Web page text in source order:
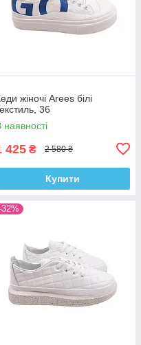
жіночі Arees білі
36
наявності
425 ₴ 2 580 ₴
Купити